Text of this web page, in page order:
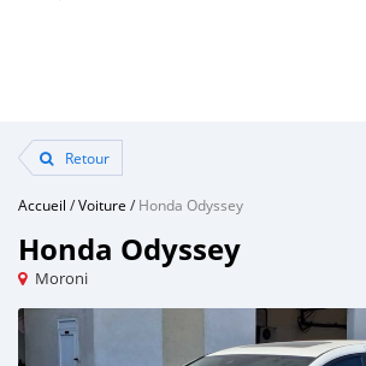
Retour
Accueil /Voiture /Honda Odyssey
Honda Odyssey
Moroni